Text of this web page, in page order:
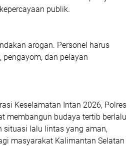
publik.
arogan. Personel harus
dan pelayan
Keselamatan Intan 2026, Polres
membangun budaya tertib berlalu
situasi lalu lintas yang aman,
masyarakat Kalimantan Selatan